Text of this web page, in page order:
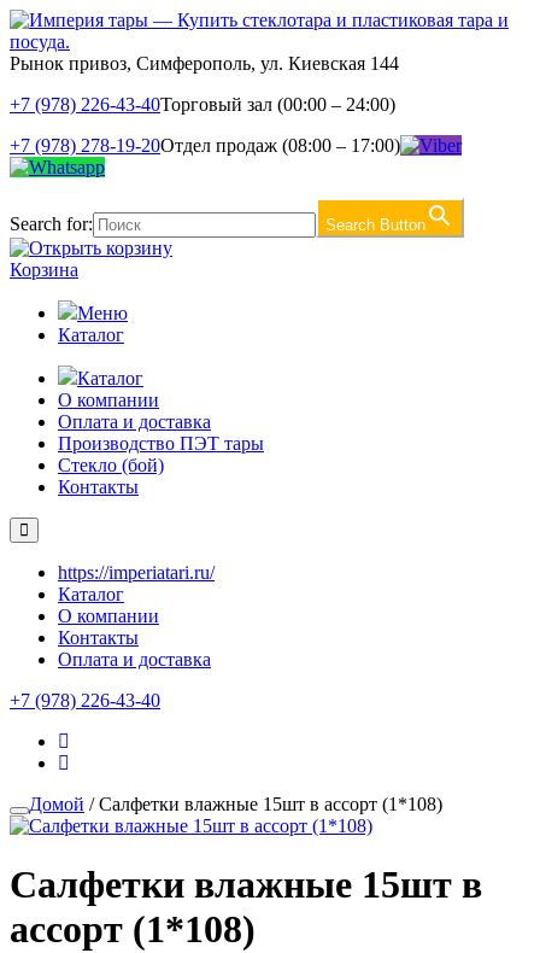
Рынок привоз, Симферополь, ул. Киевская 144
+7 (978) 226-43-40Торговый зал (00:00 – 24:00)
+7 (978) 278-19-20Отдел продаж (08:00 – 17:00)
Search for: Search Button
Корзина
Меню
Каталог
Каталог
О компании
Оплата и доставка
Производство ПЭТ тары
Стекло (бой)
Контакты
https://imperiatari.ru/
Каталог
О компании
Контакты
Оплата и доставка
+7 (978) 226-43-40
Домой / Салфетки влажные 15шт в ассорт (1*108)
Салфетки влажные 15шт в
ассорт (1*108)